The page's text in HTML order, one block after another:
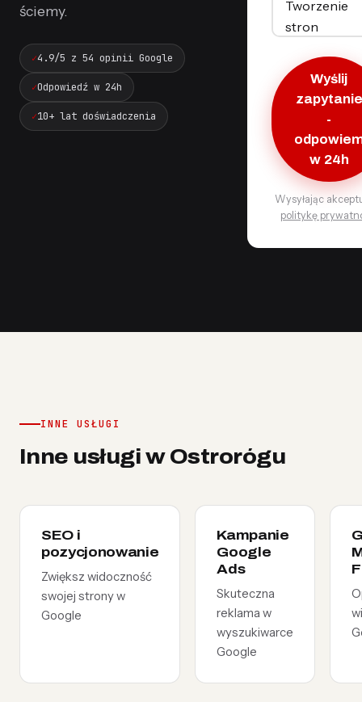
ściemy.
4.9/5 z 54 opinii Google
Odpowiedź w 24h
10+ lat doświadczenia
Wyślij
zapytanie
-
w 24h
Wysyłając
politykę
INNE USŁUGI
Inne usługi w Ostrorógu
SEO i
pozycjonowanie
Zwiększ widoczność
swojej strony w
Google
Kampanie
Google
Ads
Skuteczna
reklama w
wyszukiwarce
Google